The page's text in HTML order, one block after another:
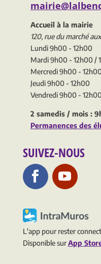
Accueil à la mairie
120, rue du marché
Lundi 9h00 - 12h00
Mardi 9h00 - 12h00 /
Mercredi 9h00 -
Jeudi 9h00 - 12h00
Vendredi 9h00 -
2 samedis / mois :
Permanences des
SUIVEZ-NOUS
L'app pour rester
Disponible surApp